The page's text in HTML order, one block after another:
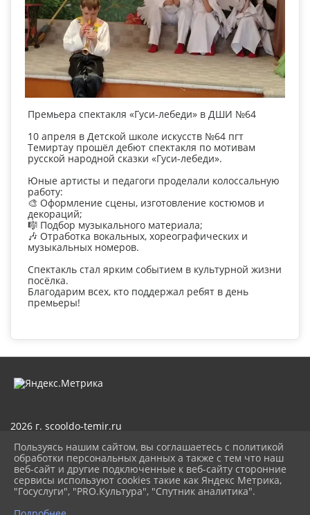
Премьера спектакля «Гуси-лебеди» в ДШИ №64
10 апреля в Детской школе искусств №64 пгт
Темиртау прошёл дебют спектакля по мотивам
русской народной сказки «Гуси-лебеди».
Юные артисты и педагоги проделали колоссальную
работу:
🎨 Оформление сцены, изготовление костюмов и
декораций;
🎼 Подбор музыкального материала;
🎶 Отработка вокальных, хореографических и
музыкальных номеров.
Спектакль стал ярким событием в культурной жизни
посёлка.
Благодарим всех, кто поддержал ребят в день
премьеры!
2026 г. scooldo-temir.ru
Карта сайта
Политика обработки персональных данных
Сделано на KubCMS
Разработка и поддержка
Пользуясь нашим сайтом, вы соглашаетесь с политикой
обработки персональных данных а также с тем что наш
веб-сайт и другие подключенные к веб-сайту сторонние
сервисы используют cookies такие как Яндекс Метрика,
"Госуслуги", "PRO.Культура", "Спутник аналитика".